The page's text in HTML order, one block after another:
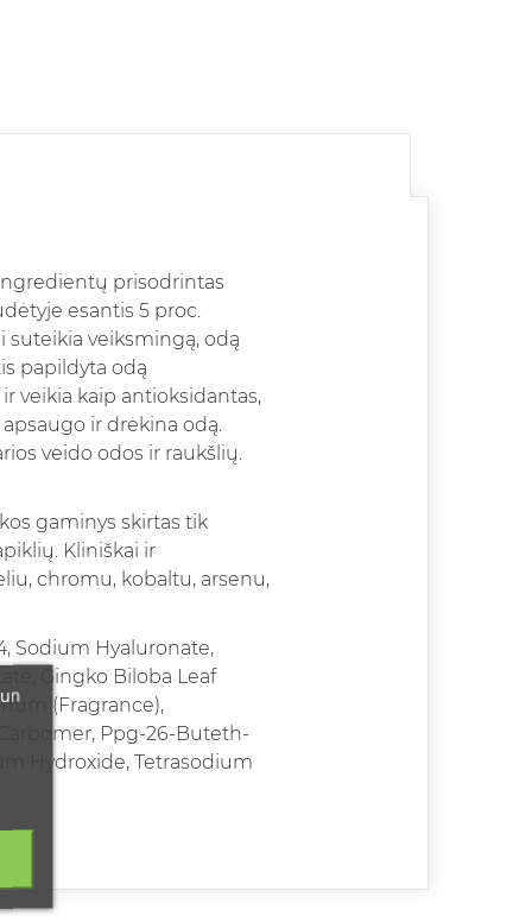
prisodrintas
esantis 5 proc.
veiksmingą, odą
papildyta odą
veikia kaip antioksidantas,
ir drėkina odą.
veido odos ir raukšlių.
gaminys skirtas tik
Kliniškai ir
chromu, kobaltu, arsenu,
Sodium Hyaluronate,
Gingko Biloba Leaf
(Fragrance),
Ppg-26-Buteth-
Hydroxide, Tetrasodium